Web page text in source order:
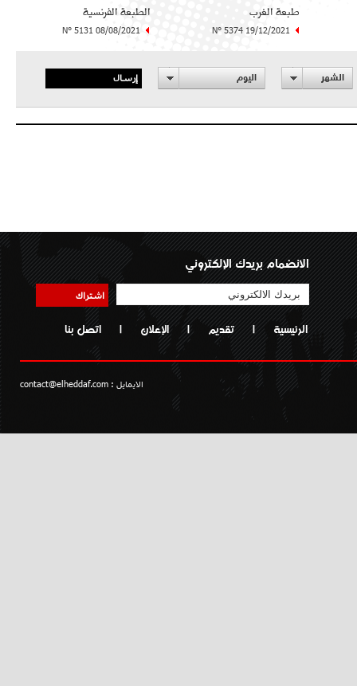
طبعة الغرب
N° 5374 19/12/2021
الطبعة الفرنسية
N° 5131 08/08/2021
الشهر اليوم إرسال
الانضمام بريدك الإلكتروني
اشتراك
الرئيسية | تقديم | الإعلان | اتصل بنا
الايمايل : contact@elheddaf.com